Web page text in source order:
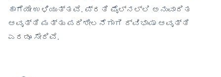
ಹಾಗೆಯೇ ಉಳಿಯುತ್ತವೆ. ಪ್ರತಿ ಫೈಲ್‌ನಲ್ಲಿ ಅನುವಾದಿತ
ಆವೃತ್ತಿ ಮತ್ತು ಪರಿಶೀಲನೆಗಾಗಿ ದ್ವಿಭಾಷಾ ಆವೃತ್ತಿ
ಎರಡೂ ಸೇರಿವೆ.